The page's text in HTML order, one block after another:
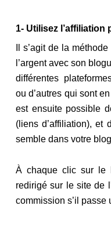
1- Utilisez
Il s’agit de la
l’argent avec son
différentes
ou d’autres qui sont
est ensuite possible
(liens d’affiliation), et
semble dans votre
À chaque clic sur le
redirigé sur le site de
commission s’il passe